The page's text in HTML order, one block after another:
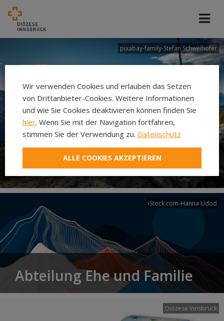
pixabay-family-Stefan Schweihofer
Familien
iStock.com-Hanna Udod
Abteilung Ehe und Familie
Diözese Innsbruck
Wir verwenden Cookies und erlauben das Setzen
von Drittanbieter-Cookies. Weitere Informationen
und wie Sie Cookies deaktivieren können finden Sie
hier. Wenn Sie mit der Navigation fortfahren,
stimmen Sie der Verwendung zu. Datenschutz
ALLE COOKIES AKZEPTIEREN